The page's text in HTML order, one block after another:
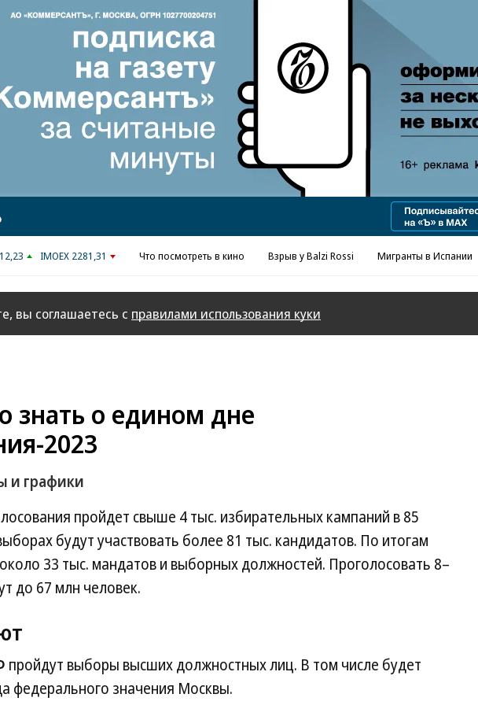
Реклама в «Ъ» www.kommersant.ru/ad
IMOEX 2281,31 Что посмотреть в кино Взрыв у Balzi Rossi Мигранты в Испании
вы соглашаетесь с правилами использования куки
знать о едином дне
2023
и графики
пройдет свыше 4 тыс. избирательных кампаний в 85
будут участвовать более 81 тыс. кандидатов. По итогам
33 тыс. мандатов и выборных должностей. Проголосовать 8–
до 67 млн человек.
пройдут выборы высших должностных лиц. В том числе будет
федерального значения Москвы.